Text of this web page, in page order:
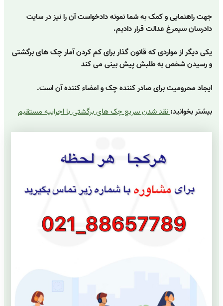
جهت راهنمایی و کمک به شما نمونه دادخواست آن را نیز در سایت
دادرسان سیمرغ عدالت قرار دادیم.
یکی دیگر از مواردی که قانون گذار برای کم کردن آمار چک های برگشتی
و رسیدن شخص به طلبش پیش بینی می کند
ایجاد محرومیت برای صادر کننده چک و امضاء کننده آن است.
بیشتر بخوانید:نقد شدن سریع چک های برگشتی با اجراییه مستقیم